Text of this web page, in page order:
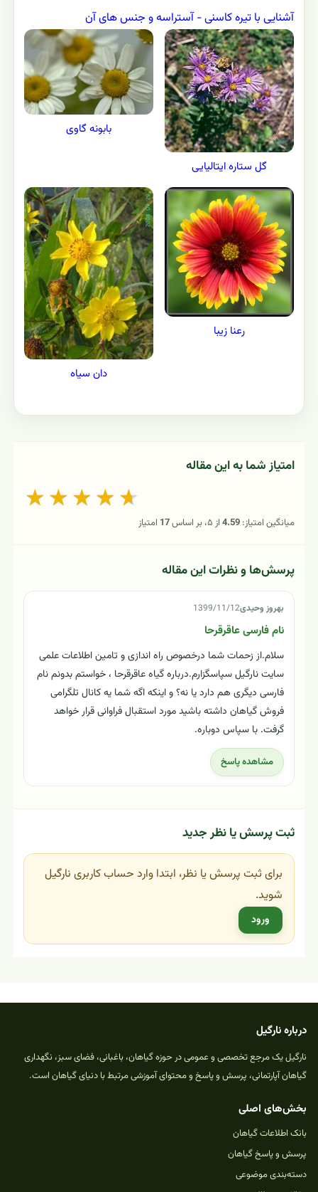
آشنایی با تیره کاسنی - آستراسه و جنس های آن
گل ستاره ایتالیایی
بابونه گاوی
رعنا زیبا
دان سیاه
امتیاز شما به این مقاله
★ ★ ★ ★ ★
میانگین امتیاز: 4.59از ۵، بر اساس 17 امتیاز
پرسش‌ها و نظرات این مقاله
بهروز وحیدی1399/11/12
نام فارسی عاقرقرحا
سلام.از زحمات شما درخصوص راه اندازی و تامین اطلاعات علمی
سایت نارگیل سپاسگزارم.درباره گیاه عاقرقرحا ، خواستم بدونم نام
فارسی دیگری هم دارد یا نه؟ و اینکه اگه شما یه کانال تلگرامی
فروش گیاهان داشته باشید مورد استقبال فراوانی قرار خواهد
گرفت. با سپاس دوباره.
مشاهده پاسخ
ثبت پرسش یا نظر جدید
برای ثبت پرسش یا نظر، ابتدا وارد حساب کاربری نارگیل
شوید.
ورود
درباره نارگیل
نارگیل یک مرجع تخصصی و عمومی در حوزه گیاهان، باغبانی، فضای سبز، نگهداری
گیاهان آپارتمانی، پرسش و پاسخ و محتوای آموزشی مرتبط با دنیای گیاهان است.
بخش‌های اصلی
بانک اطلاعات گیاهان
پرسش و پاسخ گیاهان
دسته‌بندی موضوعی